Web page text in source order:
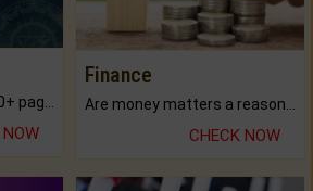
Finance
CHECK NOW